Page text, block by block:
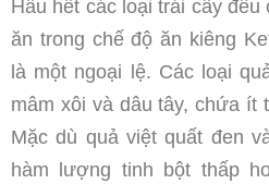
Hầu hết các loại trái cây
ăn trong chế độ ăn kiêng
là một ngoại lệ. Các loại
mâm xôi và dâu tây, chứa ít
Mặc dù quả việt quất đen
hàm lượng tinh bột thấp